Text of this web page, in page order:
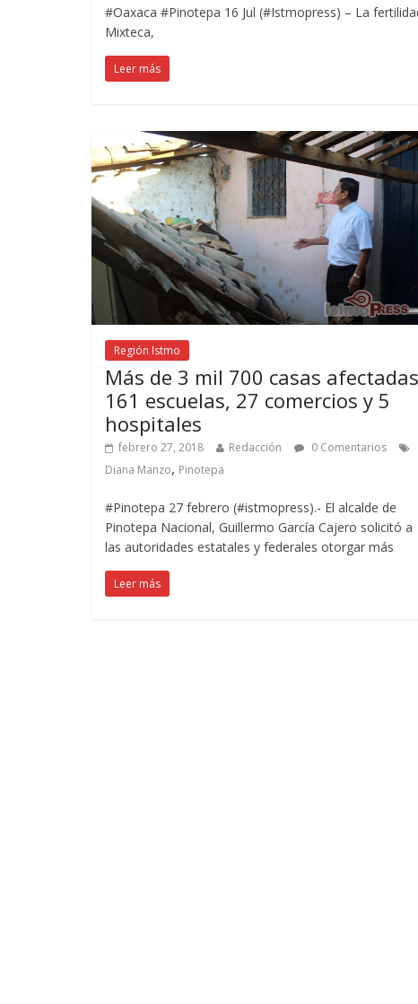
#Oaxaca #Pinotepa 16 Jul (#Istmopress) – La
Mixteca,
Leer más
Región Istmo
Más de 3 mil 700 casas
161 escuelas, 27 comercios y 5
hospitales
febrero 27, 2018 Redacción
0 Comentarios
Diana Manzo, Pinotepa
#Pinotepa 27 febrero (#istmopress).- El alcalde de
Pinotepa Nacional, Guillermo García Cajero solicitó a
las autoridades estatales y federales otorgar más
Leer más